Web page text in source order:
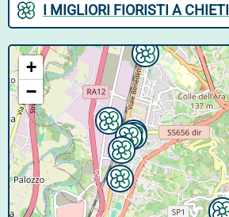
I MIGLIORI FIORISTI A CHIETI
+
−